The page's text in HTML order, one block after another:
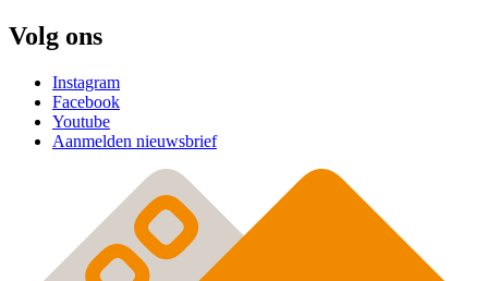
Volg ons
Instagram
Facebook
Youtube
Aanmelden nieuwsbrief